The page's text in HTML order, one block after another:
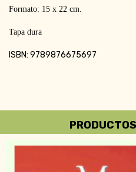
Formato: 15 x 22 cm.
Tapa dura
ISBN: 9789876675697